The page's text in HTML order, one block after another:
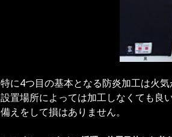
特に4つ目の基本となる防炎加工は火気
設置場所によっては加工しなくても良
備えをして損はありません。